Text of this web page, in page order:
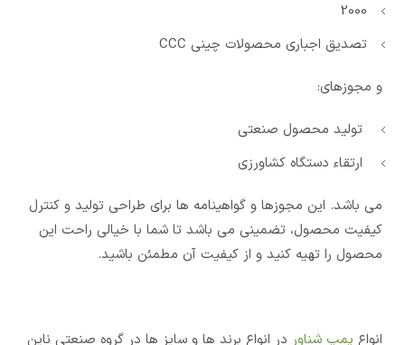
2000
تصدیق اجباری محصولات چینی CCC
و مجوزهای:
تولید محصول صنعتی
ارتقاء دستگاه کشاورزی
می باشد. این مجوزها و گواهینامه ها برای طراحی تولید و کنترل
کیفیت محصول، تضمینی می باشد تا شما با خیالی راحت این
محصول را تهیه کنید و از کیفیت آن مطمئن باشید.
انواع پمپ شناور در انواع برند ها و سایز ها در گروه صنعتی ناین